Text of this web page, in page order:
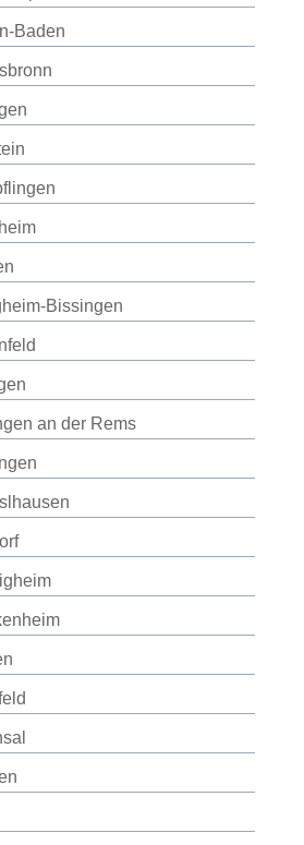
Baden
Bissingen
an der Rems